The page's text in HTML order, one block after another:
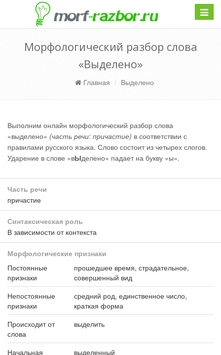
Морфологический разбор слова
«Выделено»
Главная Выделено
Выполним онлайн морфологический разбор слова
«выделено» (часть речи: причастие) в соответствии с
правилами русского языка. Слово состоит из четырех слогов.
Ударение в слове «вЫделено» падает на букву «ы».
Часть речи
причастие
Синтаксическая роль
В зависимости от контекста
Морфологические признаки
Постоянные
признаки
прошедшее время, страдательное,
совершенный вид
Непостоянные
признаки
средний род, единственное число,
краткая форма
Происходит от
слова
выделить
Начальная
выделенный